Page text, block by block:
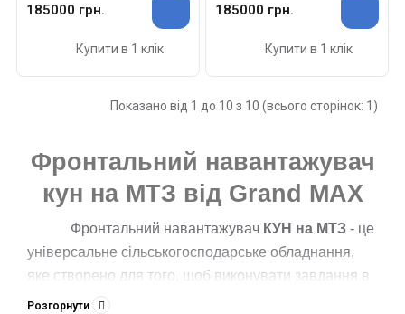
185000 грн.
Купити в 1 клік
185000 грн.
Купити в 1 клік
Показано від 1 до 10 з 10 (всього сторінок: 1)
Фронтальний навантажувач
кун на МТЗ від Grand MAX
Фронтальний навантажувач КУН на МТЗ - це
універсальне сільськогосподарське обладнання,
яке створено для того, щоб виконувати завдання в
сільському господарстві. Найчастіше якісний кун на
Розгорнути